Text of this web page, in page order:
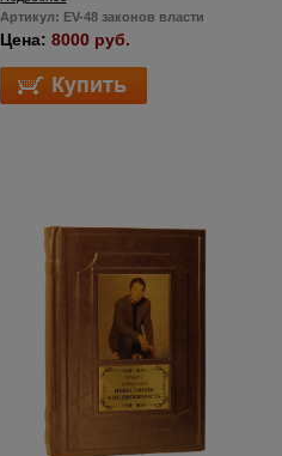
Артикул: EV-48 законов власти
Цена: 8000 руб.